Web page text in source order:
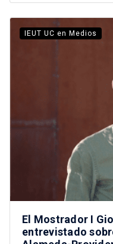
IEUT UC en Medios
El Mostrador I
entrevistado